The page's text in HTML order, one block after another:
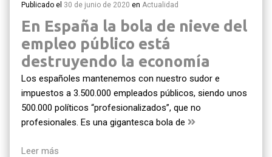
Publicado el 30 de junio de 2020 en Actualidad
En España la bola de nieve del
empleo público está
destruyendo la economía
Los españoles mantenemos con nuestro sudor e
impuestos a 3.500.000 empleados públicos, siendo unos
500.000 políticos “profesionalizados”, que no
profesionales. Es una gigantesca bola de
Leer más